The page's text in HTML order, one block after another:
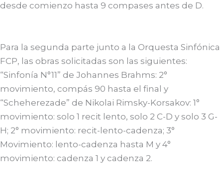
desde comienzo hasta 9 compases antes de D.
Para la segunda parte junto a la Orquesta Sinfónica
FCP, las obras solicitadas son las siguientes:
“Sinfonía N°11” de Johannes Brahms: 2°
movimiento, compás 90 hasta el final y
“Scheherezade” de Nikolai Rimsky-Korsakov: 1°
movimiento: solo 1 recit lento, solo 2 C-D y solo 3 G-
H; 2° movimiento: recit-lento-cadenza; 3°
Movimiento: lento-cadenza hasta M y 4°
movimiento: cadenza 1 y cadenza 2.